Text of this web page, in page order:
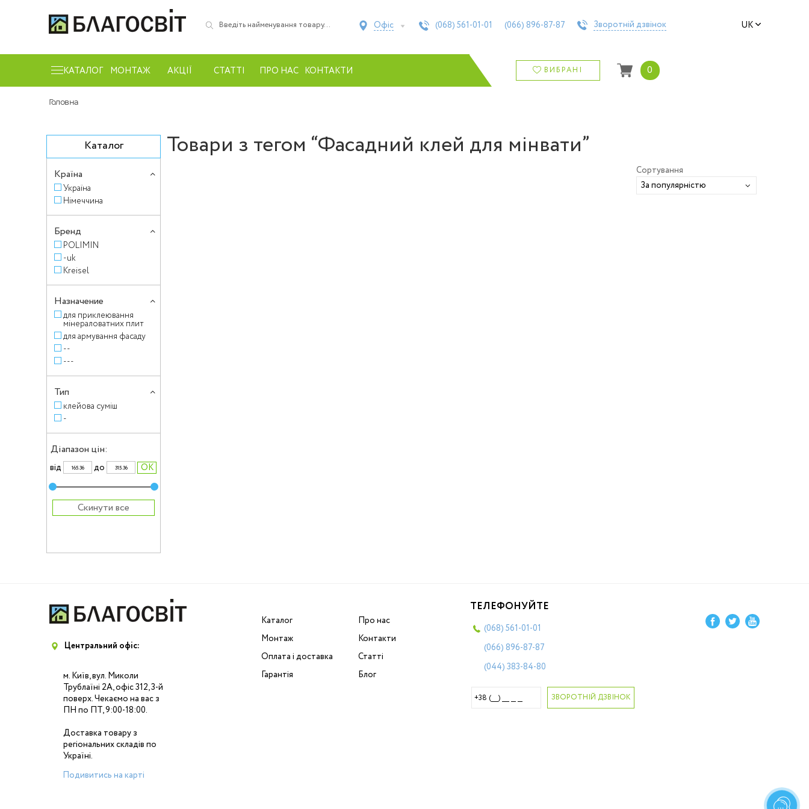
Офіс (068) 561-01-01 (066) 896-87-87 Зворотній дзвінок UK
КАТАЛОГ МОНТАЖ АКЦІЇ СТАТТІ ПРО НАС КОНТАКТИ ВИБРАНІ 0
Головна
Каталог
Країна
Україна
Німеччина
Бренд
POLIMIN
-uk
Kreisel
Назначение
для приклеювання
мінераловатних плит
для армування фасаду
--
---
Тип
клейова суміш
-
Діапазон цін:
вiд до
Скинути все
Товари з тегом “Фасадний клей для мінвати”
Сортування
Центральний офіс:
м. Київ, вул. Миколи
Трублаїні 2А, офіс 312, 3-й
поверх. Чекаємо на вас з
ПН по ПТ, 9:00-18:00.
Доставка товару з
регіональних складів по
Україні.
Подивитись на карті
Каталог
Монтаж
Оплата і доставка
Гарантія
Про нас
Контакти
Статті
Блог
ТЕЛЕФОНУЙТЕ
(068) 561-01-01
(066) 896-87-87
(044) 383-84-80